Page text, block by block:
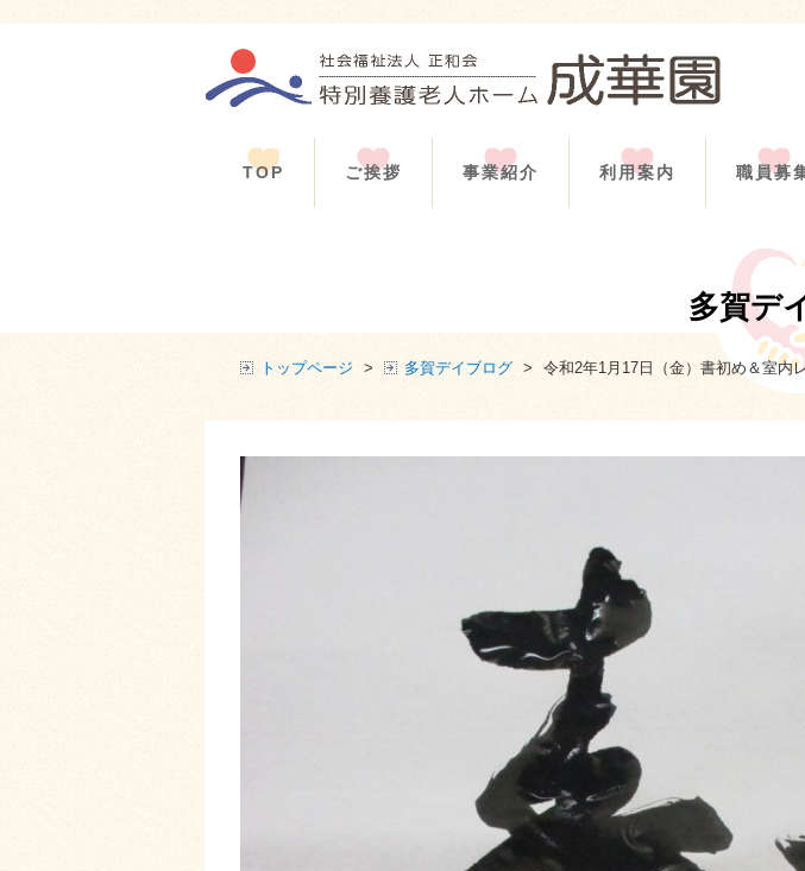
TOP ご挨拶 事業紹介 利用案内 職員募
多賀デ
トップページ > 多賀デイブログ > 令和2年1月17日（金）書初め＆室内